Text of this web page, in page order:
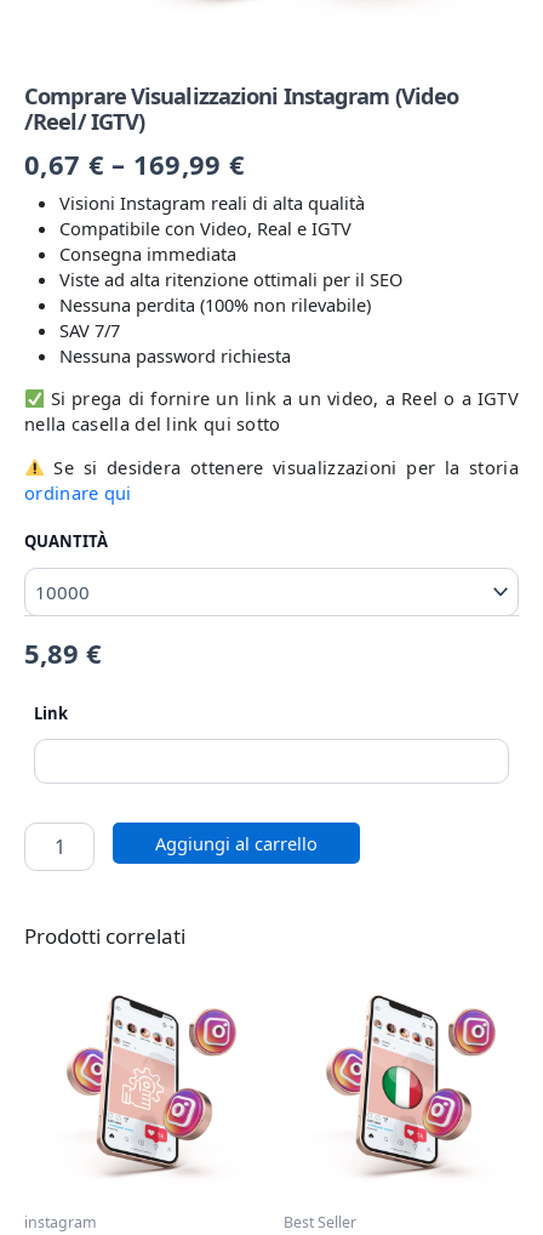
Comprare Visualizzazioni Instagram (Video
/Reel/ IGTV)
0,67 € – 169,99 €
Visioni Instagram reali di alta qualità
Compatibile con Video, Real e IGTV
Consegna immediata
Viste ad alta ritenzione ottimali per il SEO
Nessuna perdita (100% non rilevabile)
SAV 7/7
Nessuna password richiesta
Si prega di fornire un link a un video, a Reel o a IGTV
nella casella del link qui sotto
Se si desidera ottenere visualizzazioni per la storia
ordinare qui
QUANTITÀ
5,89 €
Link
Aggiungi al carrello
Prodotti correlati
instagram Best Seller